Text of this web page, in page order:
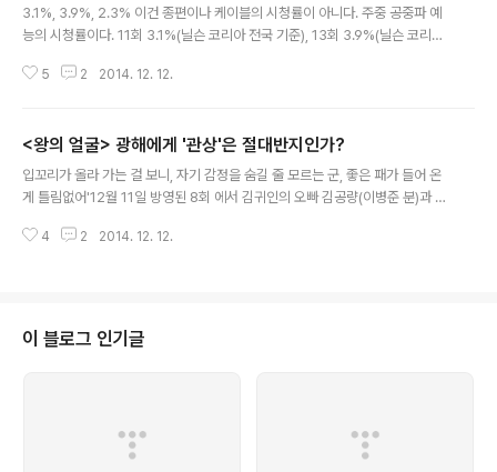
3.1%, 3.9%, 2.3% 이건 종편이나 케이블의 시청률이 아니다. 주중 공중파 예
능의 시청률이다. 11회 3.1%(닐슨 코리아 전국 기준), 13회 3.9%(닐슨 코리아
임지던 가 평균 7%의 시청률을 보이다 주중으로 보면서 3%대로 폭락했고, 역
램, 이른바 요즘 트렌드를 충실하게 반영하고 있는 예능들이다. 외국인에, 전원
생활의 세컨드 라이프에, 셰어하우스까지. 자연을 벗삼아, 혹은 아름다운 집에
서 아름다운 선남선녀 혹은 외국인들이 함께 모여 즐겁게 생활한다. ..
5 2 2014. 12. 12.
<왕의 얼굴> 광해에게 '관상'은 절대반지인가?
입꼬리가 올라 가는 걸 보니, 자기 감정을 숨길 줄 모르는 군, 좋은 패가 들어 온
게 틀림없어'12월 11일 방영된 8회 에서 김귀인의 오빠 김공량(이병준 분)과 장
다. '관상'에 능통해진 광해가 상대방의 얼굴 표정만으로 그가 가진 패를 읽어내
혀 달랐기 때문이다. 영화 은 역적이었던 조상때문에 벼슬길에 나서지 못해 관
상쟁이가 된 주인공이, 왕의 얼굴을 판가름할 수 있는 능력 때문에, 역사의 풍
4 2 2014. 12. 12.
이 블로그 인기글